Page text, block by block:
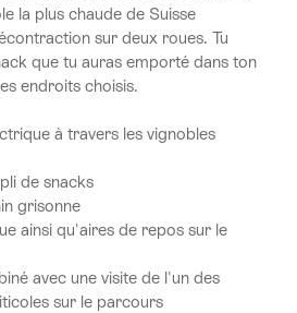
la plus chaude de Suisse
sur deux roues. Tu
que tu auras emporté dans ton
endroits choisis.
à travers les vignobles
de snacks
grisonne
ainsi qu'aires de repos sur le
avec une visite de l'un des
sur le parcours